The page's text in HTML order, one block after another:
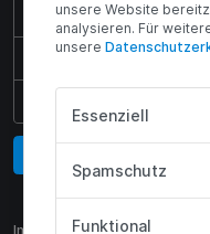
Montag - Donnerstag:
Impressum
unsere Website
analysieren. Für
unsere
Essenziell
Spamschutz
Funktional